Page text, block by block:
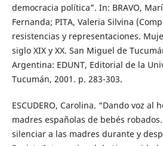
democracia política”. In: BRAVO,
Fernanda; PITA, Valeria Silvina
resistencias y representaciones.
siglo XIX y XX. San Miguel de
Argentina: EDUNT, Editorial de la
Tucumán, 2001. p. 283-303.
ESCUDERO, Carolina. “Dando voz al
madres españolas de bebés
silenciar a las madres durante y